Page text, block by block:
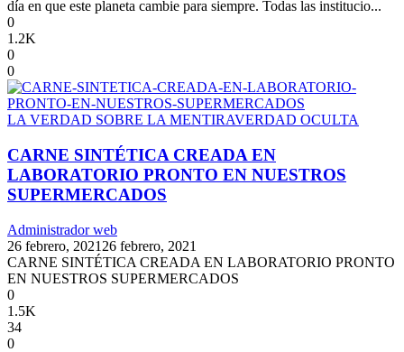
día en que este planeta cambie para siempre. Todas las institucio...
0
1.2K
0
0
LA VERDAD SOBRE LA MENTIRAVERDAD OCULTA
CARNE SINTÉTICA CREADA EN
LABORATORIO PRONTO EN NUESTROS
SUPERMERCADOS
Administrador web
26 febrero, 2021 26 febrero, 2021
CARNE SINTÉTICA CREADA EN LABORATORIO PRONTO
EN NUESTROS SUPERMERCADOS
0
1.5K
34
0